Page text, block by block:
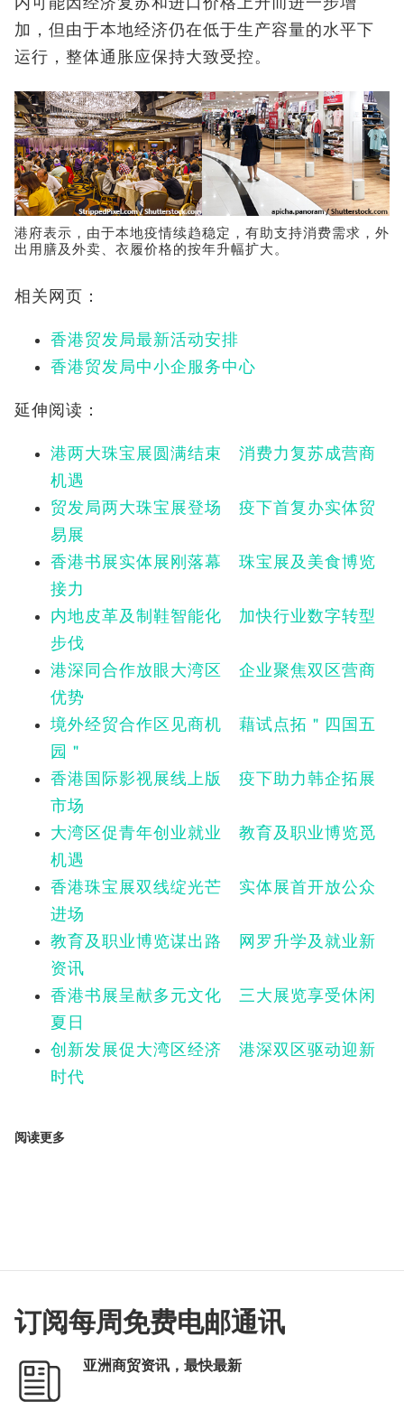
加，但由于本地经济仍在低于生产容量的水平下
运行，整体通胀应保持大致受控。
港府表示，由于本地疫情续趋稳定，有助支持消费需求，外
出用膳及外卖、衣履价格的按年升幅扩大。
相关网页：
香港贸发局最新活动安排
香港贸发局中小企服务中心
延伸阅读：
港两大珠宝展圆满结束 消费力复苏成营商
机遇
贸发局两大珠宝展登场 疫下首复办实体贸
易展
香港书展实体展刚落幕 珠宝展及美食博览
接力
内地皮革及制鞋智能化 加快行业数字转型
步伐
港深同合作放眼大湾区 企业聚焦双区营商
优势
境外经贸合作区见商机 藉试点拓＂四国五
园＂
香港国际影视展线上版 疫下助力韩企拓展
市场
大湾区促青年创业就业 教育及职业博览觅
机遇
香港珠宝展双线绽光芒 实体展首开放公众
进场
教育及职业博览谋出路 网罗升学及就业新
资讯
香港书展呈献多元文化 三大展览享受休闲
夏日
创新发展促大湾区经济 港深双区驱动迎新
时代
阅读更多
订阅每周免费电邮通讯
亚洲商贸资讯，最快最新